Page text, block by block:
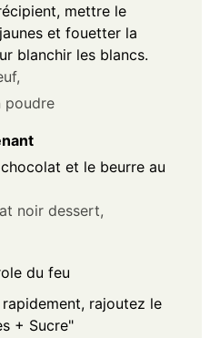
mettre le
et fouetter la
blanchir les blancs.
poudre
et le beurre au
noir dessert,
du feu
rajoutez le
+ Sucre"